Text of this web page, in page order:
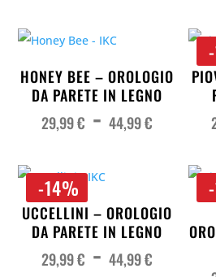
HONEY BEE – OROLOGIO
DA PARETE IN LEGNO
29,99€ - 44,99€dida
-14%
UCCELLINI – OROLOGIO
DA PARETE IN LEGNO
29,99€ - 44,99€di